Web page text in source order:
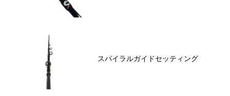
スパイラルガイドセッティング